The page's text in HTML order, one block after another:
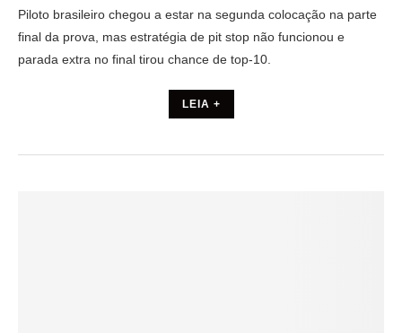
Piloto brasileiro chegou a estar na segunda colocação na parte
final da prova, mas estratégia de pit stop não funcionou e
parada extra no final tirou chance de top-10.
LEIA +